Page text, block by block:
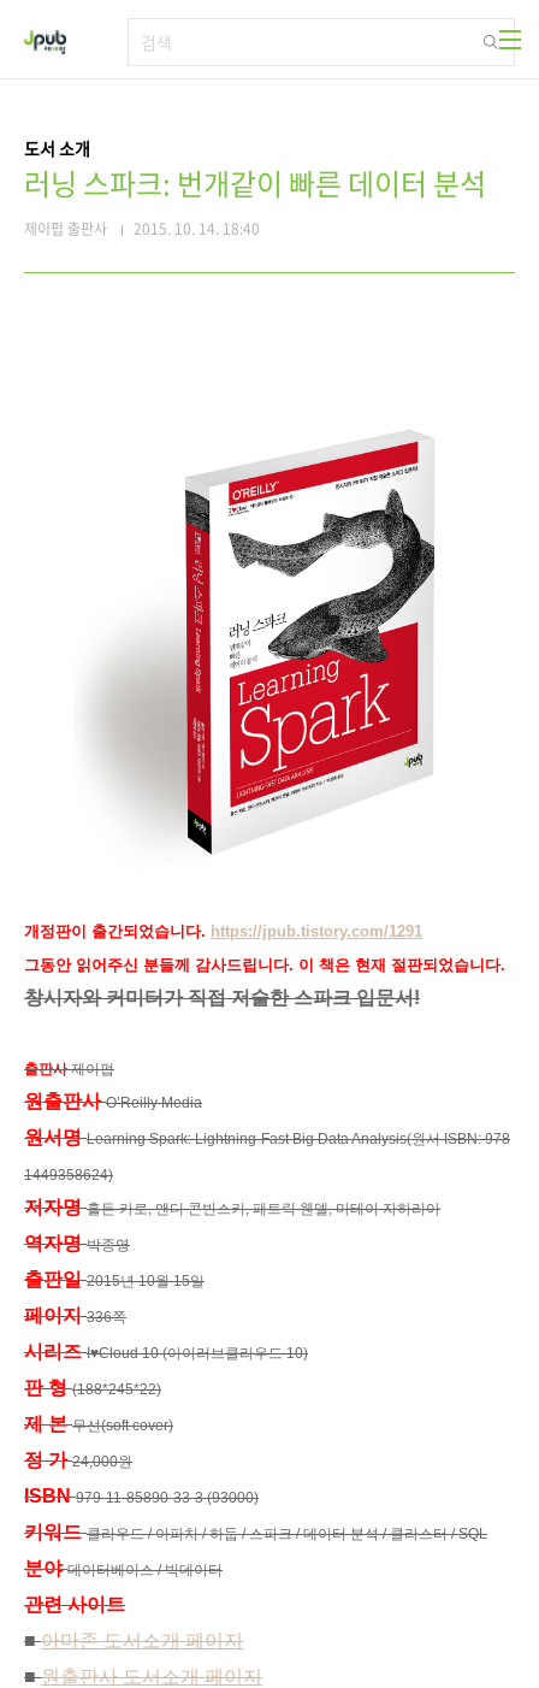
도서 소개
러닝 스파크: 번개같이 빠른 데이터 분석
제이펍 출판사 2015. 10. 14. 18:40
개정판이 출간되었습니다. https://jpub.tistory.com/1291
그동안 읽어주신 분들께 감사드립니다. 이 책은 현재 절판되었습니다.
창시자와 커미터가 직접 저술한 스파크 입문서!
출판사 제이펍
원출판사 O’Reilly Media
원서명 Learning Spark: Lightning-Fast Big Data Analysis(원서 ISBN: 978
1449358624)
저자명 홀든 카로, 앤디 콘빈스키, 패트릭 웬델, 마테이 자하리아
역자명 박종영
출판일 2015년 10월 15일
페이지 336쪽
시리즈 I♥Cloud 10 (아이러브클라우드 10)
판 형 (188*245*22)
제 본 무선(soft cover)
정 가 24,000원
ISBN 979-11-85890-33-3 (93000)
키워드 클라우드 / 아파치 / 하둡 / 스파크 / 데이터 분석 / 클라스터 / SQL
분야 데이터베이스 / 빅데이터
관련 사이트
■아마존 도서소개 페이지
■원출판사 도서소개 페이지